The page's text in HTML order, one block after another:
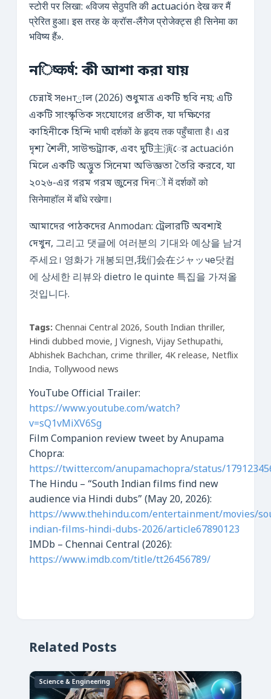
स्टोरी पर लिखा: «विजय सेठुपति की actuación देख कर मैं
प्रेरित हुआ। इस तरह के क्रॉस-लैंगेज प्रोजेक्ट्स ही सिनेमा का
भविष्य हैं».
নिष्कर्ष: কী আশা করা যায়
চেন্নাই সент্রাল (2026) শুধুমাত্র একটি ছবি নয়; এটি
একটি সাংস্কৃতিক সংযোগের প্রতীক, যা দক্ষিণের
কাহিনীকে হিন্দি भाषी दर्शकों के हृदय तक पहुँचाता है। এর
দৃশ্য শৈলী, সাউন্ডট্র্যাক, এবং দুটি主演ের actuación
মিলে একটি অদ্ভুত সিনেমা অভিজ্ঞতা তৈরি করবে, যা
২০২৬-এর গরম গরম জুনের দিনों में दर्शकों को
सिनेमाहॉल में बाँधे रखेगा।
আমাদের পাঠকদের Anmodan: ট্রেলারটি অবশ্যই
দেখুন, 그리고 댓글에 여러분의 기대와 예상을 남겨
주세요। 영화가 개봉되면,我们会在ジャッче닷컴
에 상세한 리뷰와 dietro le quinte 특집을 가져올
것입니다.
Tags: Chennai Central 2026, South Indian thriller,
Hindi dubbed movie, J Vignesh, Vijay Sethupathi,
Abhishek Bachchan, crime thriller, 4K release, Netflix
India, Tollywood news
YouTube Official Trailer:
https://www.youtube.com/watch?
v=sQ1vMiXV6Sg
Film Companion review tweet by Anupama
Chopra:
https://twitter.com/anupamachopra/status/
The Hindu – “South Indian films find new
audience via Hindi dubs” (May 20, 2026):
https://www.thehindu.com/entertainment/movies/
indian-films-hindi-dubs-2026/article67890123
IMDb – Chennai Central (2026):
https://www.imdb.com/title/tt26456789/
Related Posts
Science & Engineering